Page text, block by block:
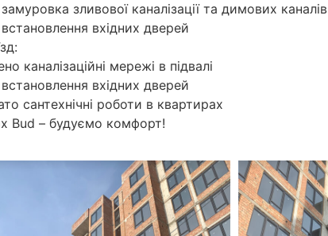
зливової каналізації та димових каналів
вхідних дверей
каналізаційні мережі в підвалі
вхідних дверей
сантехнічні роботи в квартирах
Bud – будуємо комфорт!